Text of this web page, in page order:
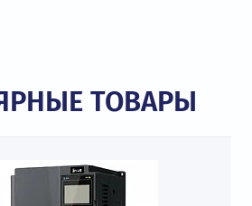
ТОВАРЫ